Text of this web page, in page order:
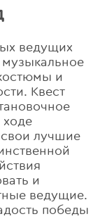
ведущих
и
Квест
ходе
лучшие
и
ведущие.
победы